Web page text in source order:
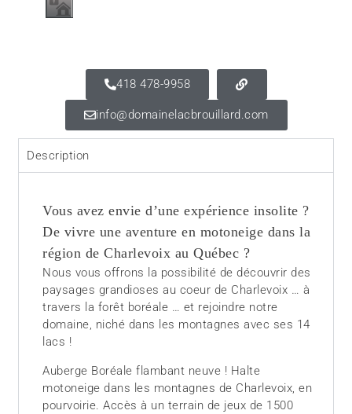
418 478-9958
info@domainelacbrouillard.com
Description
Vous avez envie d’une expérience insolite ?
De vivre une aventure en motoneige dans la
région de Charlevoix au Québec ?
Nous vous offrons la possibilité de découvrir des
paysages grandioses au coeur de Charlevoix … à
travers la forêt boréale … et rejoindre notre
domaine, niché dans les montagnes avec ses 14
lacs !
Auberge Boréale flambant neuve ! Halte
motoneige dans les montagnes de Charlevoix, en
pourvoirie. Accès à un terrain de jeux de 1500